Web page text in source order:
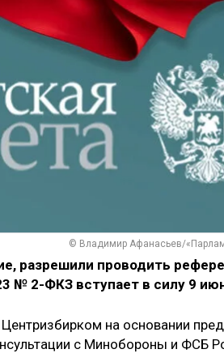
© Владимир Афанасьев/
разрешили проводить
№ 2-ФКЗ вступает в силу 9
на основании
с Минобороны и ФСБ